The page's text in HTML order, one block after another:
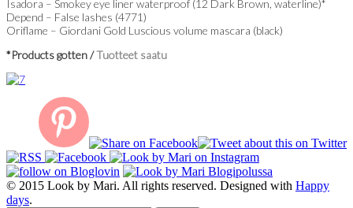
Isadora – Smokey eye liner waterproof (12 Dark Brown, waterline)*
Depend – False lashes (4771)
Oriflame – Giordani Gold Luscious volume mascara (black)
*Products gotten /Tuotteet saatu
© 2015 Look by Mari. All rights reserved. Designed with Happy
days.